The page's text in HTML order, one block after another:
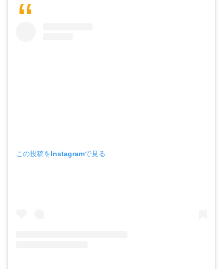
この投稿をInstagramで見る